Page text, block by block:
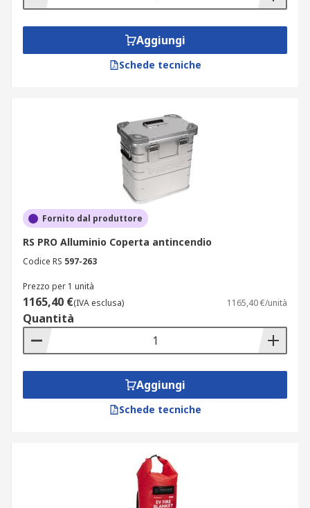
Aggiungi
Schede tecniche
Fornito dal produttore
RS PRO Alluminio Coperta antincendio
Codice RS 597-263
Prezzo per 1 unità
1165,40 €(IVA esclusa) 1165,40 €/unità
Quantità
Aggiungi
Schede tecniche